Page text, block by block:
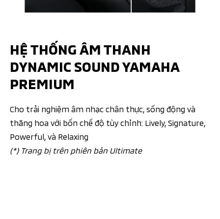
HỆ THỐNG ÂM THANH
DYNAMIC SOUND YAMAHA
PREMIUM​
Cho trải nghiệm âm nhạc chân thực, sống động và
thăng hoa với bốn chế độ tùy chỉnh: Lively, Signature,
Powerful, và Relaxing
(*) Trang bị trên phiên bản Ultimate